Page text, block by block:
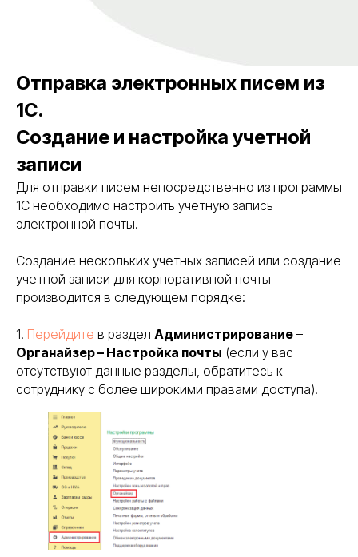
Отправка электронных писем из
1С.
Создание и настройка учетной
записи
Для отправки писем непосредственно из программы
1С необходимо настроить учетную запись
электронной почты.
Создание нескольких учетных записей или создание
учетной записи для корпоративной почты
производится в следующем порядке:
1. Перейдите в раздел Администрирование –
Органайзер – Настройка почты (если у вас
отсутствуют данные разделы, обратитесь к
сотруднику с более широкими правами доступа).